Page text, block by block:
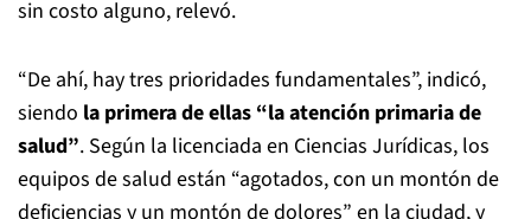
sin costo alguno, relevó.
“De ahí, hay tres prioridades fundamentales”, indicó,
siendo la primera de ellas “la atención primaria de
salud”. Según la licenciada en Ciencias Jurídicas, los
equipos de salud están “agotados, con un montón de
deficiencias y un montón de dolores” en la ciudad, y